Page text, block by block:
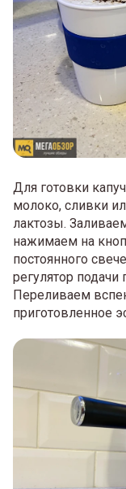
Для готовки
молоко, сливки
лактозы.
нажимаем на
постоянного
регулятор
Переливаем
приготовленное